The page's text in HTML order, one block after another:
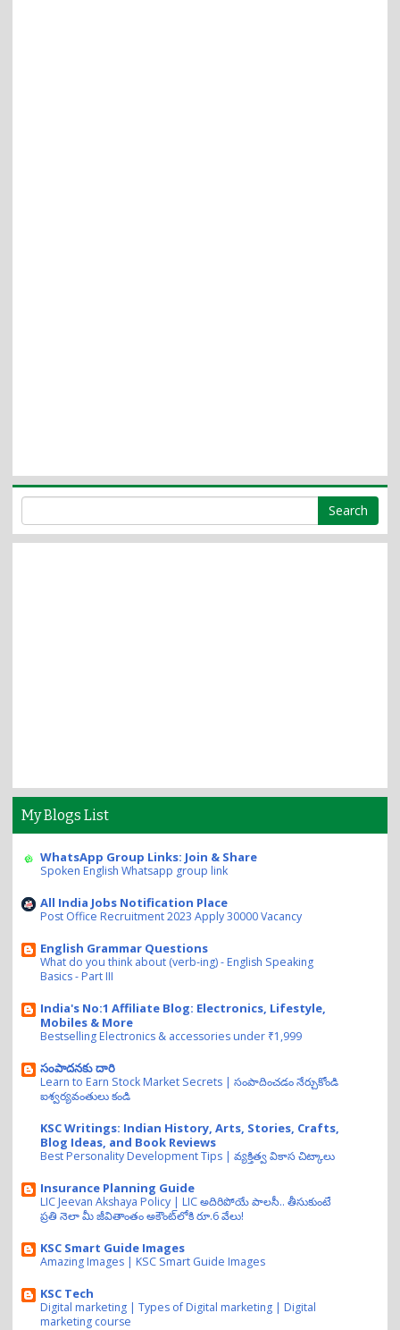
My Blogs List
WhatsApp Group Links: Join & Share
Spoken English Whatsapp group link
All India Jobs Notification Place
Post Office Recruitment 2023 Apply 30000 Vacancy
English Grammar Questions
What do you think about (verb-ing) - English Speaking
Basics - Part III
India's No:1 Affiliate Blog: Electronics, Lifestyle,
Mobiles & More
Bestselling Electronics & accessories under ₹1,999
సంపాదనకు దారి
Learn to Earn Stock Market Secrets | సంపాదించడం నేర్చుకోండి
ఐశ్వర్యవంతులు కండి
KSC Writings: Indian History, Arts, Stories, Crafts,
Blog Ideas, and Book Reviews
Best Personality Development Tips | వ్యక్తిత్వ వికాస చిట్కాలు
Insurance Planning Guide
LIC Jeevan Akshaya Policy | LIC అదిరిపోయే పాలసీ.. తీసుకుంటే
ప్రతి నెలా మీ జీవితాంతం అకౌంట్‌లోకి రూ.6 వేలు!
KSC Smart Guide Images
Amazing Images | KSC Smart Guide Images
KSC Tech
Digital marketing | Types of Digital marketing | Digital
marketing course